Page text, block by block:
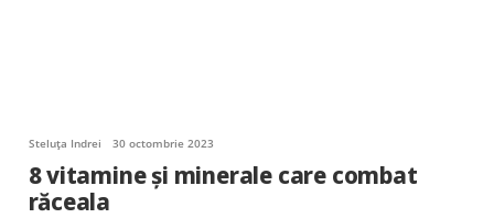
Steluța Indrei 30 octombrie 2023
8 vitamine și minerale care combat
răceala